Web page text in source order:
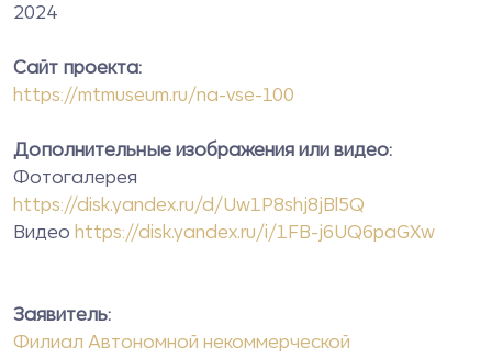
2024
Сайт проекта:
https://mtmuseum.ru/na-vse-100
Дополнительные изображения или видео:
Фотогалерея
https://disk.yandex.ru/d/Uw1P8shj8jBl5Q
Видео https://disk.yandex.ru/i/1FB-j6UQ6paGXw
Заявитель:
Филиал Автономной некоммерческой